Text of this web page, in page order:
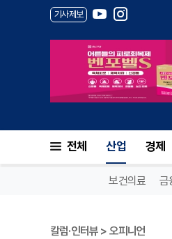
기사제보
전체 산업 경제
보건의료 금
칼럼·인터뷰 > 오피니언